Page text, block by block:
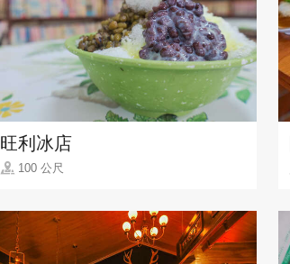
旺利冰店
100 公尺